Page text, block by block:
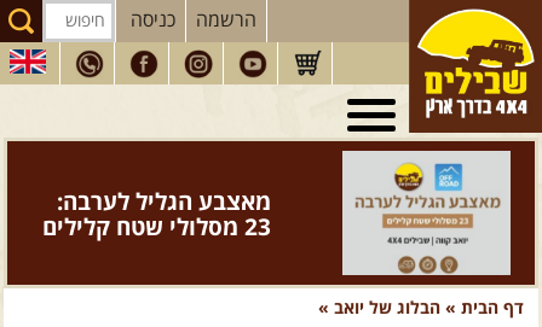
הרשמה כניסה
טיולי 4X4
בארץ
מסעות בעולם
טיוליםלרכב פנאי
הדרכותנהיגה
המדריכיםשלנו
מאצבע הגליל לערבה:
23 מסלולי שטח קלילים
דף הבית » הבלוג של יואב »